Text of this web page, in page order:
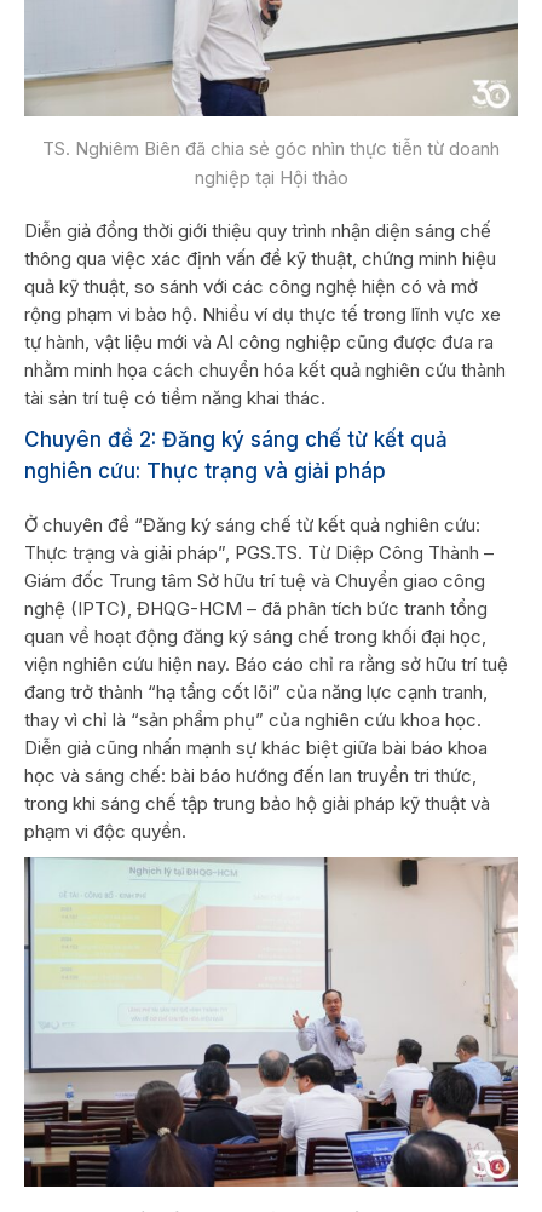
TS. Nghiêm Biên đã chia sẻ góc nhìn thực tiễn từ doanh
nghiệp tại Hội thảo
Diễn giả đồng thời giới thiệu quy trình nhận diện sáng chế
thông qua việc xác định vấn đề kỹ thuật, chứng minh hiệu
quả kỹ thuật, so sánh với các công nghệ hiện có và mở
rộng phạm vi bảo hộ. Nhiều ví dụ thực tế trong lĩnh vực xe
tự hành, vật liệu mới và AI công nghiệp cũng được đưa ra
nhằm minh họa cách chuyển hóa kết quả nghiên cứu thành
tài sản trí tuệ có tiềm năng khai thác.
Chuyên đề 2: Đăng ký sáng chế từ kết quả
nghiên cứu: Thực trạng và giải pháp
Ở chuyên đề “Đăng ký sáng chế từ kết quả nghiên cứu:
Thực trạng và giải pháp”, PGS.TS. Từ Diệp Công Thành –
Giám đốc Trung tâm Sở hữu trí tuệ và Chuyển giao công
nghệ (IPTC), ĐHQG-HCM – đã phân tích bức tranh tổng
quan về hoạt động đăng ký sáng chế trong khối đại học,
viện nghiên cứu hiện nay. Báo cáo chỉ ra rằng sở hữu trí tuệ
đang trở thành “hạ tầng cốt lõi” của năng lực cạnh tranh,
thay vì chỉ là “sản phẩm phụ” của nghiên cứu khoa học.
Diễn giả cũng nhấn mạnh sự khác biệt giữa bài báo khoa
học và sáng chế: bài báo hướng đến lan truyền tri thức,
trong khi sáng chế tập trung bảo hộ giải pháp kỹ thuật và
phạm vi độc quyền.